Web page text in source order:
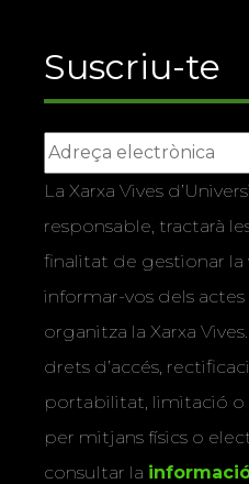
Suscriu-te
La Xarxa Vives
responsable, tractarà
finalitat de gestionar la
informar-vos dels
organitza la Xarxa
drets d’accés,
portabilitat, limitació
per mitjans físics o
consultar la